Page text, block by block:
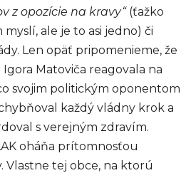
z opozície na kravy“(ťažko
ale je to asi jedno) či
Len opäť pripomenieme, že
Matoviča reagovala na
svojim politickým oponentom
každý vládny krok a
s verejným zdravím.
oháňa prítomnosťou
Vlastne tej obce, na ktorú